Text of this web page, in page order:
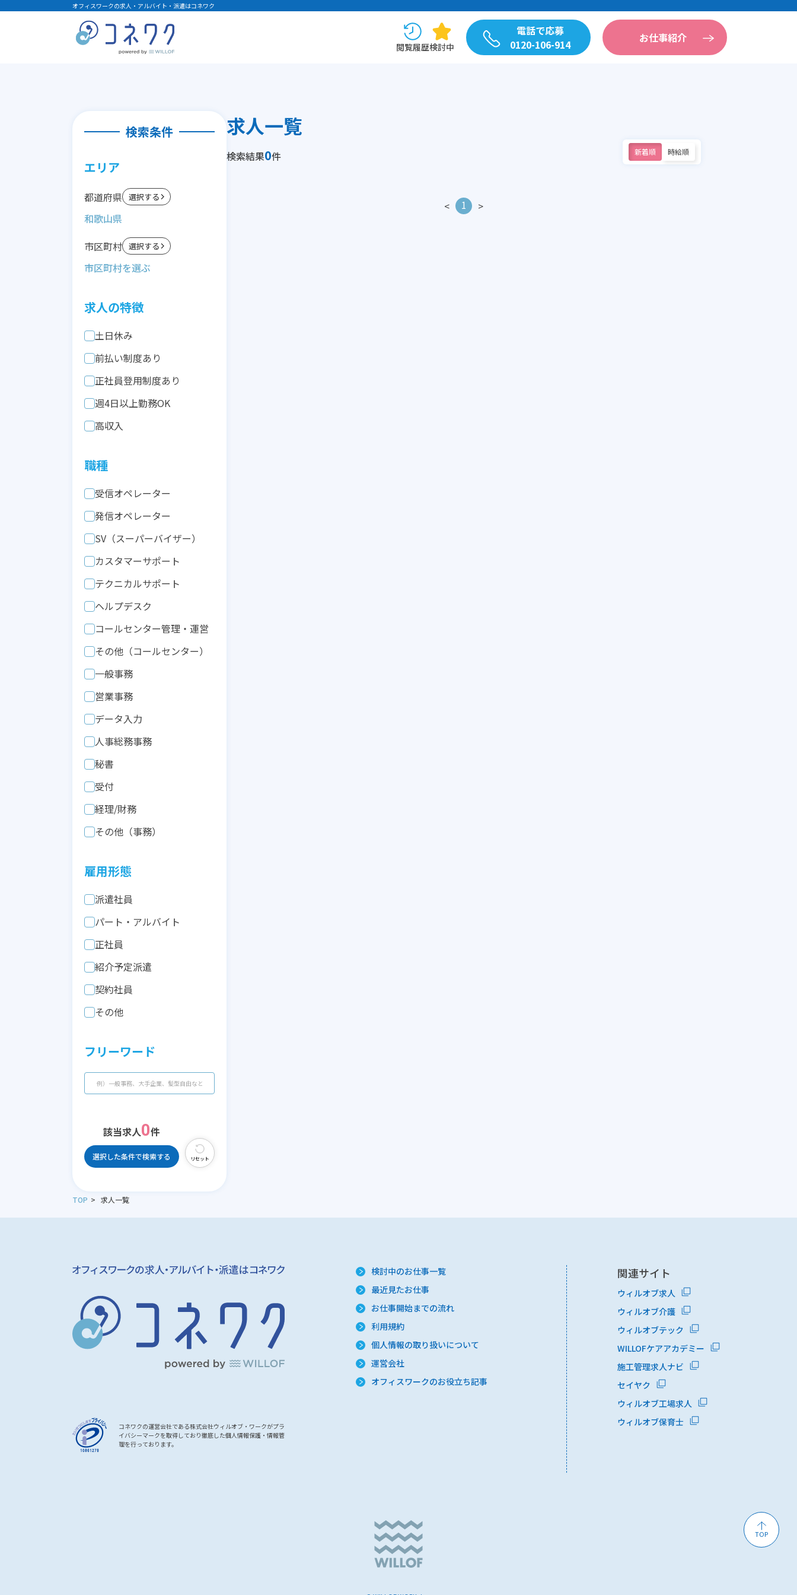
オフィスワークの求人・アルバイト・派遣はコネワク
閲覧履歴検討中
電話で応募
0120-106-914
お仕事紹介
検索条件
エリア
都道府県 選択する
和歌山県
市区町村 選択する
求人の特徴
土日休み
前払い制度あり
正社員登用制度あり
週4日以上勤務OK
高収入
職種
受信オペレーター
発信オペレーター
SV（スーパーバイザー）
カスタマーサポート
テクニカルサポート
ヘルプデスク
コールセンター管理・運営
その他（コールセンター）
一般事務
営業事務
データ入力
人事総務事務
秘書
受付
経理/財務
その他（事務）
雇用形態
派遣社員
パート・アルバイト
正社員
紹介予定派遣
契約社員
その他
フリーワード
該当求人0件
選択した条件で検索する リセット
求人一覧
検索結果0件 新着順 時給順
< 1 >
TOP 求人一覧
TOP
コネワクの運営会社である株式会社ウィルオブ・ワークがプラ
イバシーマークを取得しており徹底した個人情報保護・情報管
理を行っております。
検討中のお仕事一覧
最近見たお仕事
お仕事開始までの流れ
利用規約
個人情報の取り扱いについて
運営会社
オフィスワークのお役立ち記事
関連サイト
ウィルオブ求人
ウィルオブ介護
ウィルオブテック
WILLOFケアアカデミー
施工管理求人ナビ
セイヤク
ウィルオブ工場求人
ウィルオブ保育士